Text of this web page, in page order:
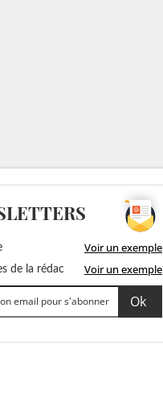
Voir un exemple
de la rédac Voir un exemple